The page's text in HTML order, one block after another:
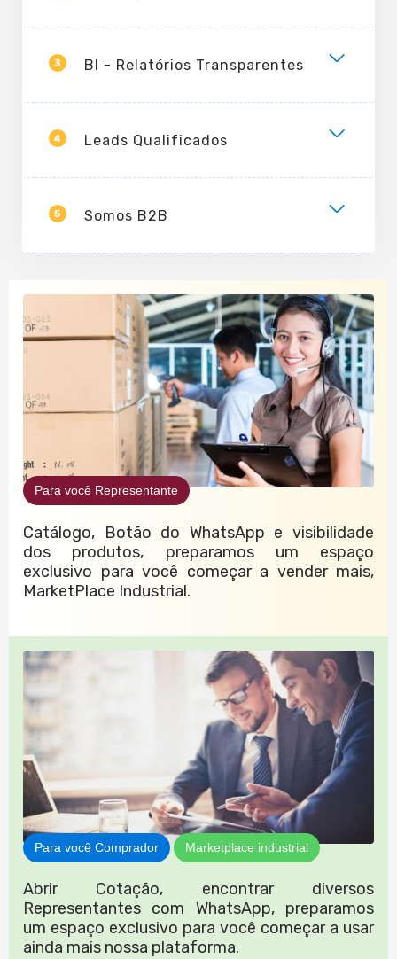
3 BI - Relatórios Transparentes
4 Leads Qualificados
5 Somos B2B
Para você Representante
Catálogo, Botão do WhatsApp e visibilidade
dos produtos, preparamos um espaço
exclusivo para você começar a vender mais,
MarketPlace Industrial.
Para você Comprador Marketplace industrial
Abrir Cotação, encontrar diversos
Representantes com WhatsApp, preparamos
um espaço exclusivo para você começar a usar
ainda mais nossa plataforma.